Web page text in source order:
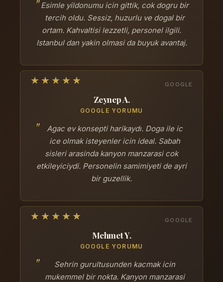
Esimle yildonumu icin gittik, cok dogru bir
tercih oldu. Sessiz, huzurlu ve dogal bir
ortam. Kahvaltisi lezzetli, personel ilgili.
Istanbul dan yakin olmasi da buyuk avantaj.
Zeynep A.
GOOGLE YORUMU
Agac ev konsepti harikaydı. Doga ile ic
ice olmak isteyenler icin ideal. Sabah
sisleri arasinda kanyon manzarasi cok
etkileyiciydi. Personelin samimiyeti de ayri
bir guzellik.
Mehmet Y.
GOOGLE YORUMU
Sehrin gurultusunden kacmak icin
mukemmel bir nokta. Kanyon manzarasi